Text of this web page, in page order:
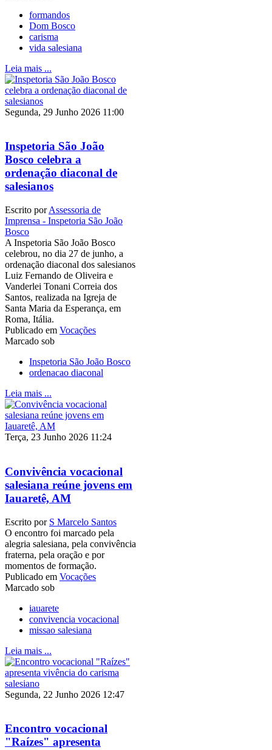
formandos
Dom Bosco
carisma
vida salesiana
Leia mais ...
Segunda, 29 Junho 2026 11:00
Inspetoria São João
Bosco celebra a
ordenação diaconal de
salesianos
Escrito porAssessoria de
Imprensa - Inspetoria São João
Bosco
A Inspetoria São João Bosco
celebrou, no dia 27 de junho, a
ordenação diaconal dos salesianos
Luiz Fernando de Oliveira e
Vanderlei Tonani Correia dos
Santos, realizada na Igreja de
Santa Maria da Esperança, em
Roma, Itália.
Publicado em Vocações
Marcado sob
Inspetoria São João Bosco
ordenacao diaconal
Leia mais ...
Terça, 23 Junho 2026 11:24
Convivência vocacional
salesiana reúne jovens em
Iauaretê, AM
Escrito por S Marcelo Santos
O encontro foi marcado pela
alegria salesiana, pela convivência
fraterna, pela oração e por
momentos de formação.
Publicado em Vocações
Marcado sob
iauarete
convivencia vocacional
missao salesiana
Leia mais ...
Segunda, 22 Junho 2026 12:47
Encontro vocacional
"Raízes" apresenta